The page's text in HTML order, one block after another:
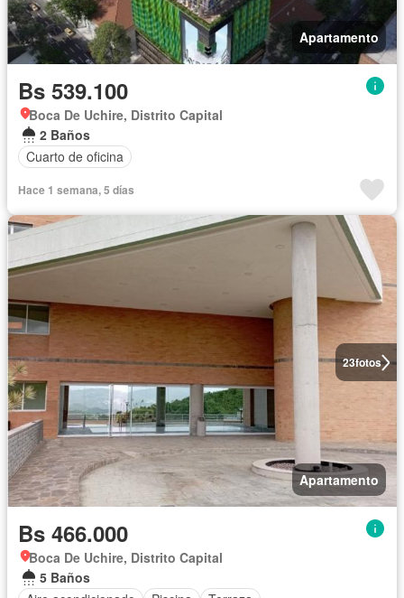
Apartamento
Bs 539.100
Boca De Uchire, Distrito Capital
2 Baños
Cuarto de oficina
Hace 1 semana, 5 días
23fotos
Apartamento
Bs 466.000
Boca De Uchire, Distrito Capital
5 Baños